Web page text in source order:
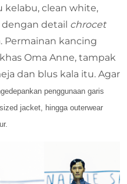
kelabu, clean white,
detail chrocet
Permainan kancing
Oma Anne, tampak
dan blus kala itu. Agar
penggunaan garis
jacket, hingga outerwear